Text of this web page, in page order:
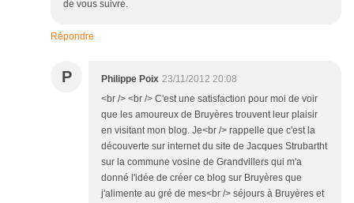
de vous suivre.
Répondre
P Philippe Poix 23/11/2012 20:08
<br /> <br /> C'est une satisfaction pour moi de voir
que les amoureux de Bruyères trouvent leur plaisir
en visitant mon blog. Je<br /> rappelle que c'est la
découverte sur internet du site de Jacques Strubartht
sur la commune vosine de Grandvillers qui m'a
donné l'idée de créer ce blog sur Bruyères que
j'alimente au gré de mes<br /> séjours à Bruyères et